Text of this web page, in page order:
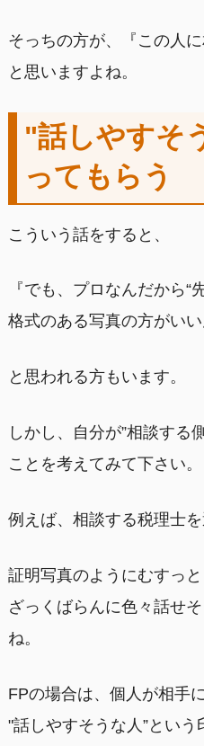
そっちの方が、『この人に
と思いますよね。
"話しやすそ
ってもらう
こういう話をすると、
『でも、プロなんだから“
格式のある写真の方がいい
と思われる方もいます。
しかし、自分が”相談する
ことを考えてみて下さい。
例えば、相談する税理士を
証明写真のようにむすっと
ざっくばらんに色々話せ
ね。
FPの場合は、個人が相手
"話しやすそうな人”とい